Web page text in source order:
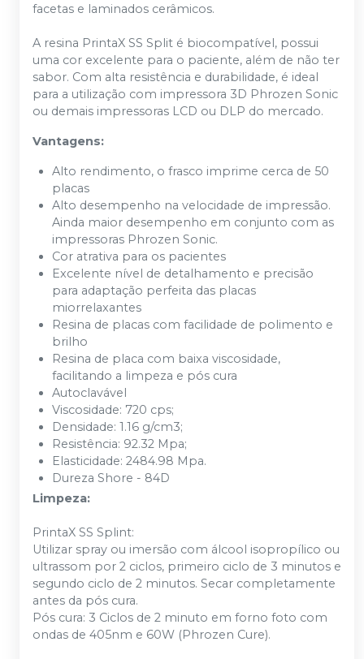
facetas e laminados cerâmicos.
A resina PrintaX SS Split é biocompatível, possui
uma cor excelente para o paciente, além de não ter
sabor. Com alta resistência e durabilidade, é ideal
para a utilização com impressora 3D Phrozen Sonic
ou demais impressoras LCD ou DLP do mercado.
Vantagens:
Alto rendimento, o frasco imprime cerca de 50
placas
Alto desempenho na velocidade de impressão.
Ainda maior desempenho em conjunto com as
impressoras Phrozen Sonic.
Cor atrativa para os pacientes
Excelente nível de detalhamento e precisão
para adaptação perfeita das placas
miorrelaxantes
Resina de placas com facilidade de polimento e
brilho
Resina de placa com baixa viscosidade,
facilitando a limpeza e pós cura
Autoclavável
Viscosidade: 720 cps;
Densidade: 1.16 g/cm3;
Resistência: 92.32 Mpa;
Elasticidade: 2484.98 Mpa.
Dureza Shore - 84D
Limpeza:
PrintaX SS Splint:
Utilizar spray ou imersão com álcool isopropílico ou
ultrassom por 2 ciclos, primeiro ciclo de 3 minutos e
segundo ciclo de 2 minutos. Secar completamente
antes da pós cura.
Pós cura: 3 Ciclos de 2 minuto em forno foto com
ondas de 405nm e 60W (Phrozen Cure).